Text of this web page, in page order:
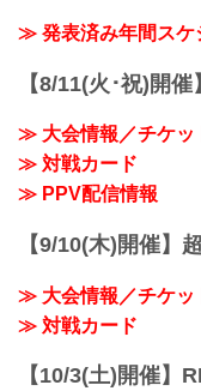
≫ 発表済み年間スケ
【8/11(火･祝)開
≫ 大会情報／チケッ
≫ 対戦カード
≫ PPV配信情報
【9/10(木)開催】
≫ 大会情報／チケッ
≫ 対戦カード
【10/3(土)開催】